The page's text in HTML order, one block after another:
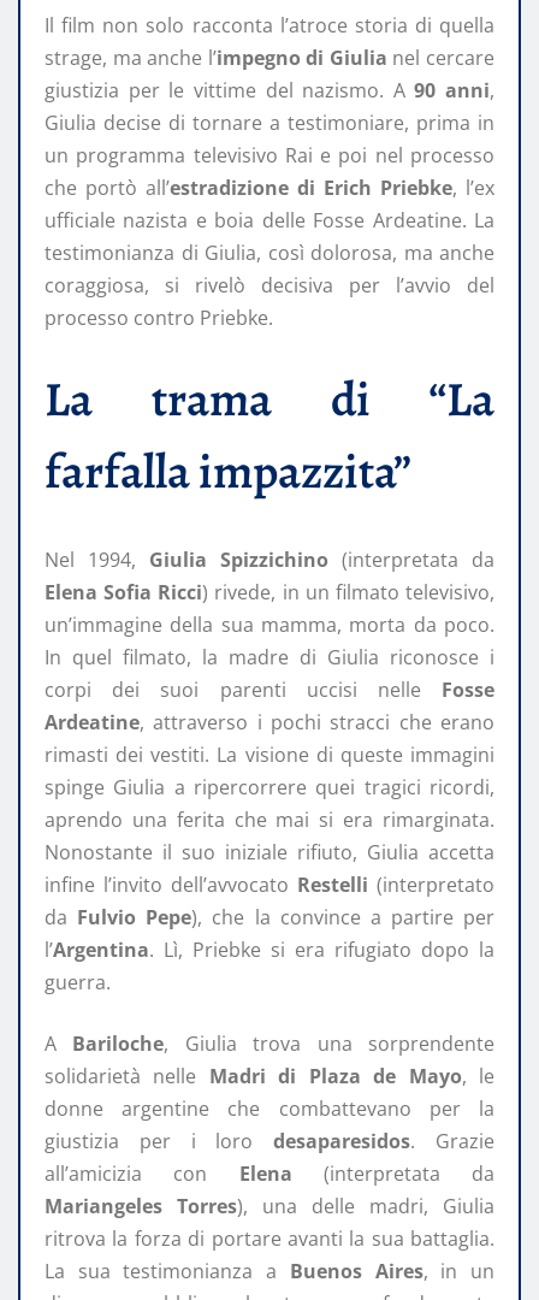
Il film non solo racconta l’atroce storia di quella
strage, ma anche l’impegno di Giulia nel cercare
giustizia per le vittime del nazismo. A90 anni,
Giulia decise di tornare a testimoniare, prima in
un programma televisivo Rai e poi nel processo
che portò all’estradizione di Erich Priebke, l’ex
ufficiale nazista e boia delle Fosse Ardeatine. La
testimonianza di Giulia, così dolorosa, ma anche
coraggiosa, si rivelò decisiva per l’avvio del
processo contro Priebke.
La trama di “La
farfalla impazzita”
Nel 1994, Giulia Spizzichino (interpretata da
Elena Sofia Ricci) rivede, in un filmato televisivo,
un’immagine della sua mamma, morta da poco.
In quel filmato, la madre di Giulia riconosce i
corpi dei suoi parenti uccisi nelle Fosse
Ardeatine, attraverso i pochi stracci che erano
rimasti dei vestiti. La visione di queste immagini
spinge Giulia a ripercorrere quei tragici ricordi,
aprendo una ferita che mai si era rimarginata.
Nonostante il suo iniziale rifiuto, Giulia accetta
infine l’invito dell’avvocato Restelli (interpretato
da Fulvio Pepe), che la convince a partire per
l’Argentina. Lì, Priebke si era rifugiato dopo la
guerra.
A Bariloche, Giulia trova una sorprendente
solidarietà nelle Madri di Plaza de Mayo, le
donne argentine che combattevano per la
giustizia per i lorodesaparesidos. Grazie
all’amicizia con Elena (interpretata da
Mariangeles Torres), una delle madri, Giulia
ritrova la forza di portare avanti la sua battaglia.
La sua testimonianza a Buenos Aires, in un